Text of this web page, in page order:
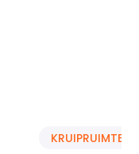
KRUIPRUIMTE